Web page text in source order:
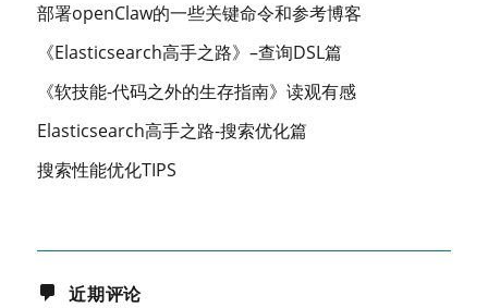
部署openClaw的一些关键命令和参考博客
《Elasticsearch高手之路》–查询DSL篇
《软技能-代码之外的生存指南》读观有感
Elasticsearch高手之路-搜索优化篇
搜索性能优化TIPS
近期评论